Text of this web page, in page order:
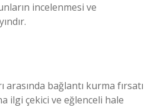
incelenmesi ve
bağlantı kurma fırsatı
ilgi çekici ve eğlenceli hale